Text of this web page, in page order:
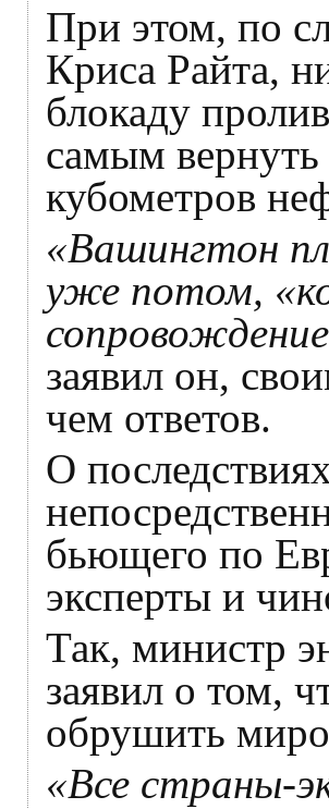
При этом, по
Криса Райта,
блокаду
самым
кубометров
«Вашингтон
уже потом,
заявил он,
чем ответов.
О
бьющего по
эксперты и
Так, министр
заявил о том,
обрушить
«Все страны-